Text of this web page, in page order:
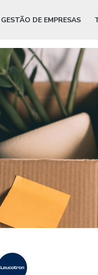
GESTÃO DE EMPRESAS